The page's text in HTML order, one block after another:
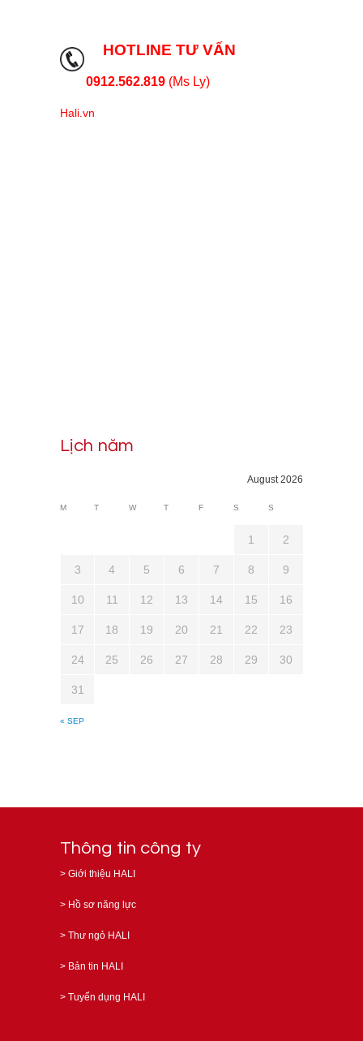
HOTLINE TƯ VẤN
0912.562.819 (Ms Ly)
Hali.vn
Lịch năm
August 2026
M T W T F S S
« SEP
1 2
3 4 5 6 7 8 9
10 11 12 13 14 15 16
17 18 19 20 21 22 23
24 25 26 27 28 29 30
31
Thông tin công ty
> Giới thiệu HALI
> Hồ sơ năng lực
> Thư ngỏ HALI
> Bản tin HALI
> Tuyển dụng HALI